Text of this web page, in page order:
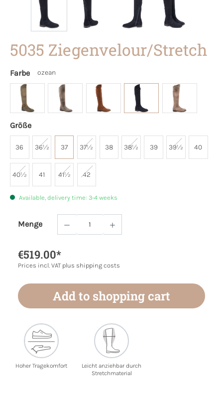
5035 Ziegenvelour/Stretch
Farbe ozean
Größe
36 36½ 37 37½ 38 38½ 39 39½ 40
40½ 41 41½ 42
Available, delivery time: 3-4 weeks
Menge
Product Quantity: Enter the desired
€519.00*
Prices incl. VAT plus shipping costs
Add to shopping cart
Hoher Tragekomfort
Leicht anziehbar durch
Stretchmaterial